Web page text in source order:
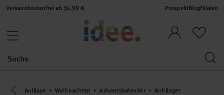
Versandkostenfrei ab 34,99 € ProspektBlogFilialen
Eine Kategorie zurück navigieren
Anlässe Weihnachten Adventskalender Anhänger